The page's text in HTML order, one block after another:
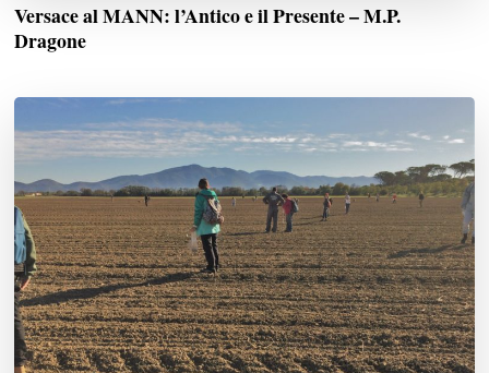
Versace al MANN: l’Antico e il Presente – M.P.
Dragone